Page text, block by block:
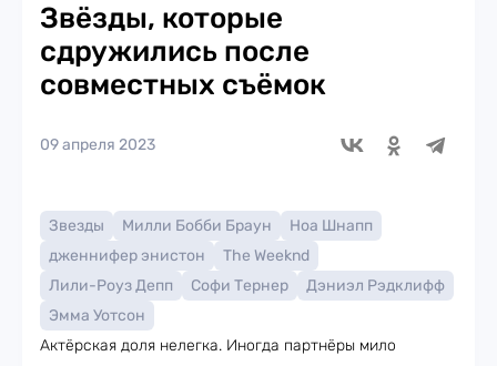
Звёзды, которые
сдружились после
совместных съёмок
09 апреля 2023
Звезды Милли Бобби Браун
Ноа Шнапп
дженнифер энистон
The Weeknd
Лили-Роуз Депп
Софи Тернер
Дэниэл Рэдклифф
Эмма Уотсон
Актёрская доля нелегка. Иногда партнёры мило